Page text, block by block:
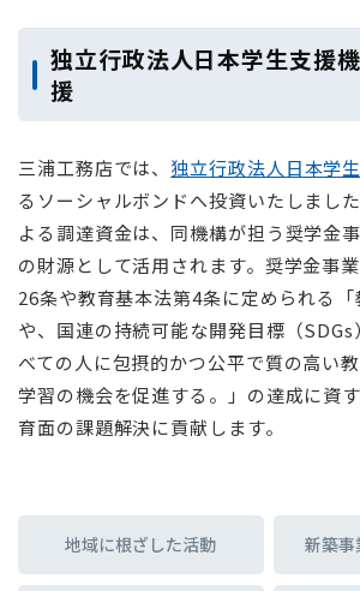
独立行政法人日本学生支援
援
三浦工務店では、 独立行政法人日本学
るソーシャルボンドへ投資いたしまし
よる調達資金は、同機構が担う奨学金
の財源として活用されます。奨学金事
26条や教育基本法第4条に定められる「
や、国連の持続可能な開発目標（
べての人に包摂的かつ公平で質の高い
学習の機会を促進する。」の達成に資
育面の課題解決に貢献します。
地域に根ざした活動 新築事